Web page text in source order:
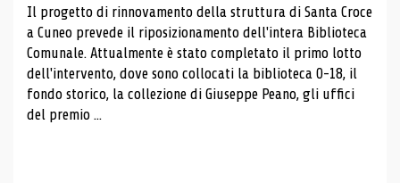
Il progetto di rinnovamento della struttura di Santa Croce
a Cuneo prevede il riposizionamento dell'intera Biblioteca
Comunale. Attualmente è stato completato il primo lotto
dell'intervento, dove sono collocati la biblioteca 0-18, il
fondo storico, la collezione di Giuseppe Peano, gli uffici
del premio ...